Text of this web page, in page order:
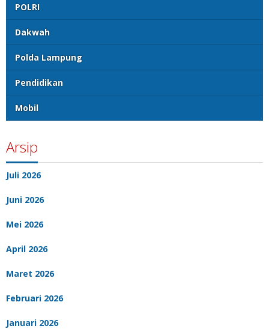
POLRI
Dakwah
Polda Lampung
Pendidikan
Mobil
Arsip
Juli 2026
Juni 2026
Mei 2026
April 2026
Maret 2026
Februari 2026
Januari 2026